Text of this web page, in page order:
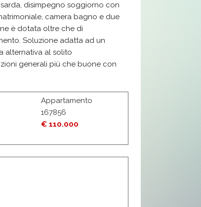
disimpegno soggiorno con
camera bagno e due
è dotata oltre che di
Soluzione adatta ad un
alternativa al solito
generali più che buone con
Appartamento
167856
€ 110.000